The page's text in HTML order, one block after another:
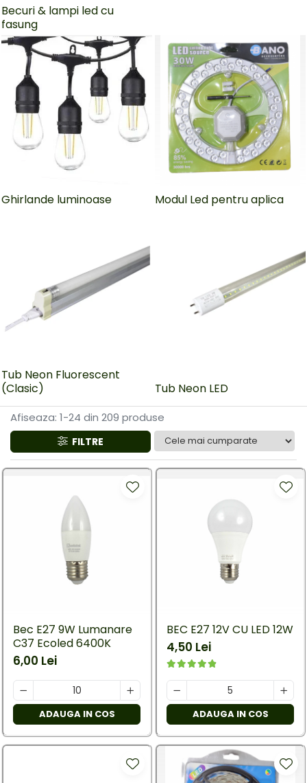
Becuri & lampi led cu
fasung
Ghirlande luminoase Modul Led pentru aplica
Tub Neon Fluorescent
(Clasic)
Tub Neon LED
Afiseaza: 1-24 din 209 produse
FILTRE
Bec E27 9W Lumanare
C37 Ecoled 6400K
6,00 Lei
ADAUGA IN COS
BEC E27 12V CU LED 12W
4,50 Lei
ADAUGA IN COS